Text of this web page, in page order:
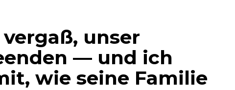
unser
— und ich
wie seine Familie